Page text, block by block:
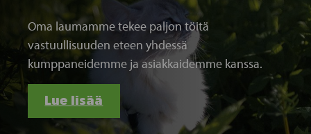
Oma laumamme tekee paljon töitä
vastuullisuuden eteen yhdessä
kumppaneidemme ja asiakkaidemme kanssa.
Lue lisää